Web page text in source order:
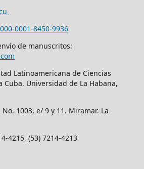
0001-8450-9936
de manuscritos:
Latinoamericana de Ciencias
Cuba. Universidad de La Habana,
No. 1003, e/ 9 y 11. Miramar. La
4215, (53) 7214-4213